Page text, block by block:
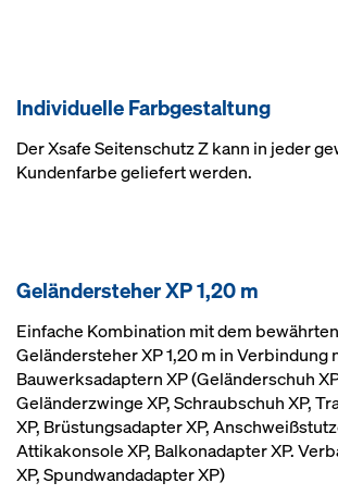
Individuelle Farbgestaltung
Der Xsafe Seitenschutz Z kann in jeder
Kundenfarbe geliefert werden.
Geländersteher XP 1,20 m
Einfache Kombination mit dem
Geländersteher XP 1,20 m in Verbindung
Bauwerksadaptern XP (Geländerschuh
Geländerzwinge XP, Schraubschuh XP,
XP, Brüstungsadapter XP,
Attikakonsole XP, Balkonadapter XP.
XP, Spundwandadapter XP)